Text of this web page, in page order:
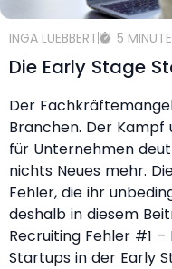
INGA LUEBBERT 5
Die Early Stage
Der
Branchen. Der
für Unternehmen
nichts Neues mehr.
Fehler, die ihr
deshalb in diesem
Recruiting Fehler #1
Startups in der Early